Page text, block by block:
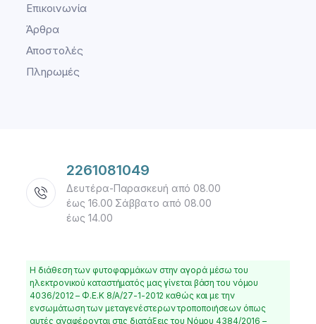
Επικοινωνία
Άρθρα
Αποστολές
Πληρωμές
2261081049
Δευτέρα-Παρασκευή από 08.00
έως 16.00 Σάββατο από 08.00
έως 14.00
Η διάθεση των φυτοφαρμάκων στην αγορά μέσω του
ηλεκτρονικού καταστήματός μας γίνεται βάση του νόμου
4036/2012 – Φ.Ε.Κ 8/Α/27-1-2012 καθώς και με την
ενσωμάτωση των μεταγενέστερων τροποποιήσεων όπως
αυτές αναφέρονται στις διατάξεις του Νόμου 4384/2016 –